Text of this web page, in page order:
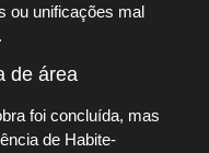
ou unificações mal
.
de área
foi concluída, mas
de Habite-